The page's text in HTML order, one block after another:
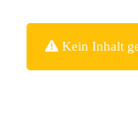
Kein Inhalt